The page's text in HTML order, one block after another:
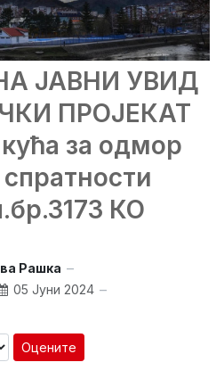
ЈАВНИ УВИД
ПРОЈЕКАТ
за одмор
КО
Рашка
05 Јуни 2024